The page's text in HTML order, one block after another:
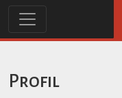
Profil